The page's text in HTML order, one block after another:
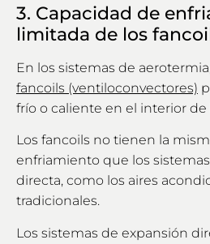
3. Capacidad de
limitada de los
En los sistemas de
fancoils (ventiloconvectores)
frío o caliente en el interior de
Los fancoils no tienen la
enfriamiento que los
directa, como los aires
tradicionales.
Los sistemas de expansión